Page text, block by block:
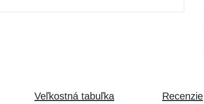
Veľkostná tabuľka Recenzie